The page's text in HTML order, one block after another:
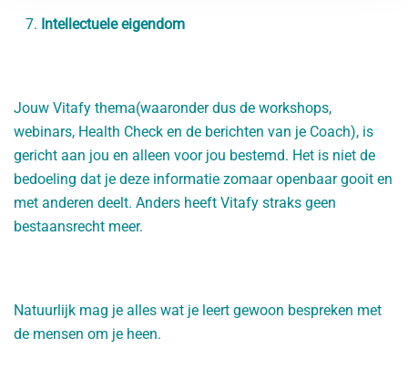
Intellectuele eigendom
Jouw Vitafy thema(waaronder dus de workshops,
webinars, Health Check en de berichten van je Coach), is
gericht aan jou en alleen voor jou bestemd. Het is niet de
bedoeling dat je deze informatie zomaar openbaar gooit en
met anderen deelt. Anders heeft Vitafy straks geen
bestaansrecht meer.
Natuurlijk mag je alles wat je leert gewoon bespreken met
de mensen om je heen.